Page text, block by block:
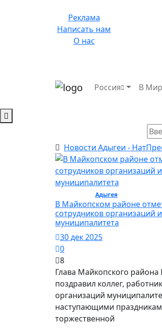
Реклама
Написать нам
О нас
Россия В
Новости Адыгеи -
Адыгея/ Общество
В Майкопском районе
сотрудников организаций
муниципалитета
30 дек 2025
0
8
Глава Майкопского
поздравил коллег,
организаций
наступающими
торжественной